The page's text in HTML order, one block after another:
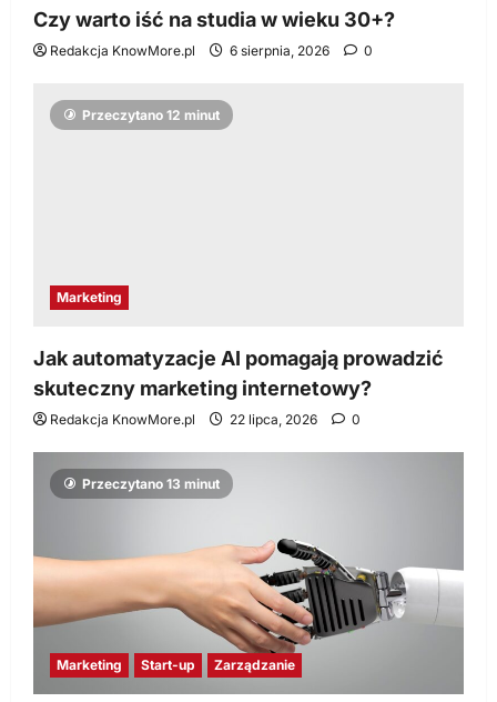
Czy warto iść na studia w wieku 30+?
Redakcja KnowMore.pl 6 sierpnia, 2026 0
Przeczytano 12 minut
Marketing
Jak automatyzacje AI pomagają prowadzić
skuteczny marketing internetowy?
Redakcja KnowMore.pl 22 lipca, 2026 0
Przeczytano 13 minut
Marketing Start-up Zarządzanie